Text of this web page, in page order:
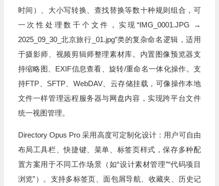
时间）、大小写转换、查找替换等数十种规则组合，可
一次性处理数千个文件，实现“IMG_0001.JPG →
2025_09_30_北京旅行_01.jpg”类的复杂命名逻辑，适用
于摄影师、视频剪辑师整理素材库。内置图像预览器支
持缩略图、EXIF信息查看、旋转/重命名一体化操作。支
持FTP、SFTP、WebDAV、云存储挂载，可像操作本地
文件一样管理远程服务器与网盘内容，实现跨平台文件
统一视图管理。
Directory Opus Pro 采用高度可定制化设计：用户可自由
布局工具栏、快捷键、菜单、标签页样式，保存多种配
置方案用于不同工作场景（如“设计素材管理”“代码项目
浏览”）。支持多标签页、面包屑导航、收藏夹、历史记